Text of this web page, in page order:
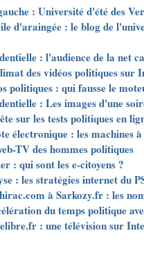
: Université d'été des
d'araingée : le blog de
: l'audience de la net
des vidéos politiques sur
politiques : qui fausse le
: Les images d'une
sur les tests politiques en
électronique : les machines
TV des hommes politiques
: qui sont les e-citoyens ?
: les stratégies internet du
à Sarkozy.fr : les
du temps politique
: une télévision sur